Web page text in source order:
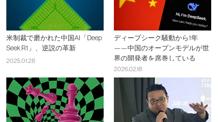
米制裁で磨かれた中国AI「Deep
Seek R1」、逆説の革新
2025.01.28
ディープシーク騒動から1年
——中国のオープンモデルが世
界の開発者を席巻している
2026.02.18